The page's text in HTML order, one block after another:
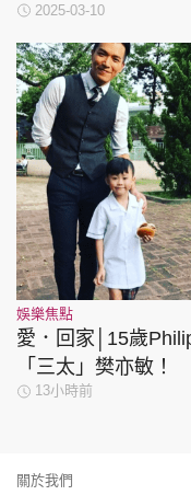
2025-03-10
娛樂焦點
愛．回家│15歲Philip仔
「三太」樊亦敏！
13小時前
關於我們